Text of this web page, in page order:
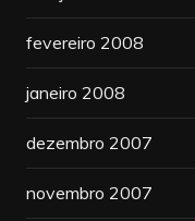
fevereiro 2008
janeiro 2008
dezembro 2007
novembro 2007